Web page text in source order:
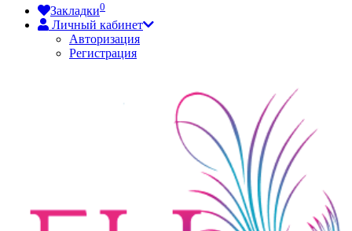
Закладки0
Личный кабинет
Авторизация
Регистрация